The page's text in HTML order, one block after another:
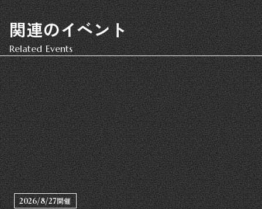
関連のイベント
Related Events
2026/8/27開催